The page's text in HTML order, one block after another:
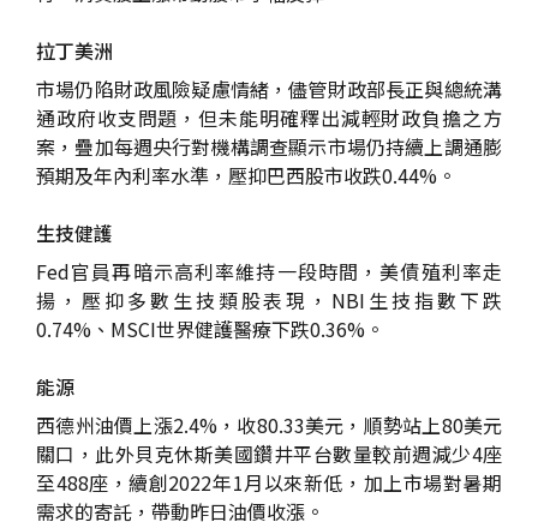
拉丁美洲
市場仍陷財政風險疑慮情緒，儘管財政部長正與總統溝
通政府收支問題，但未能明確釋出減輕財政負擔之方
案，疊加每週央行對機構調查顯示市場仍持續上調通膨
預期及年內利率水準，壓抑巴西股市收跌0.44%。
生技健護
Fed官員再暗示高利率維持一段時間，美債殖利率走
揚，壓抑多數生技類股表現，NBI生技指數下跌
0.74%、MSCI世界健護醫療下跌0.36%。
能源
西德州油價上漲2.4%，收80.33美元，順勢站上80美元
關口，此外貝克休斯美國鑽井平台數量較前週減少4座
至488座，續創2022年1月以來新低，加上市場對暑期
需求的寄託，帶動昨日油價收漲。